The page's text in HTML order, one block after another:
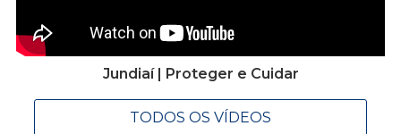
Jundiaí | Proteger e Cuidar
TODOS OS VÍDEOS